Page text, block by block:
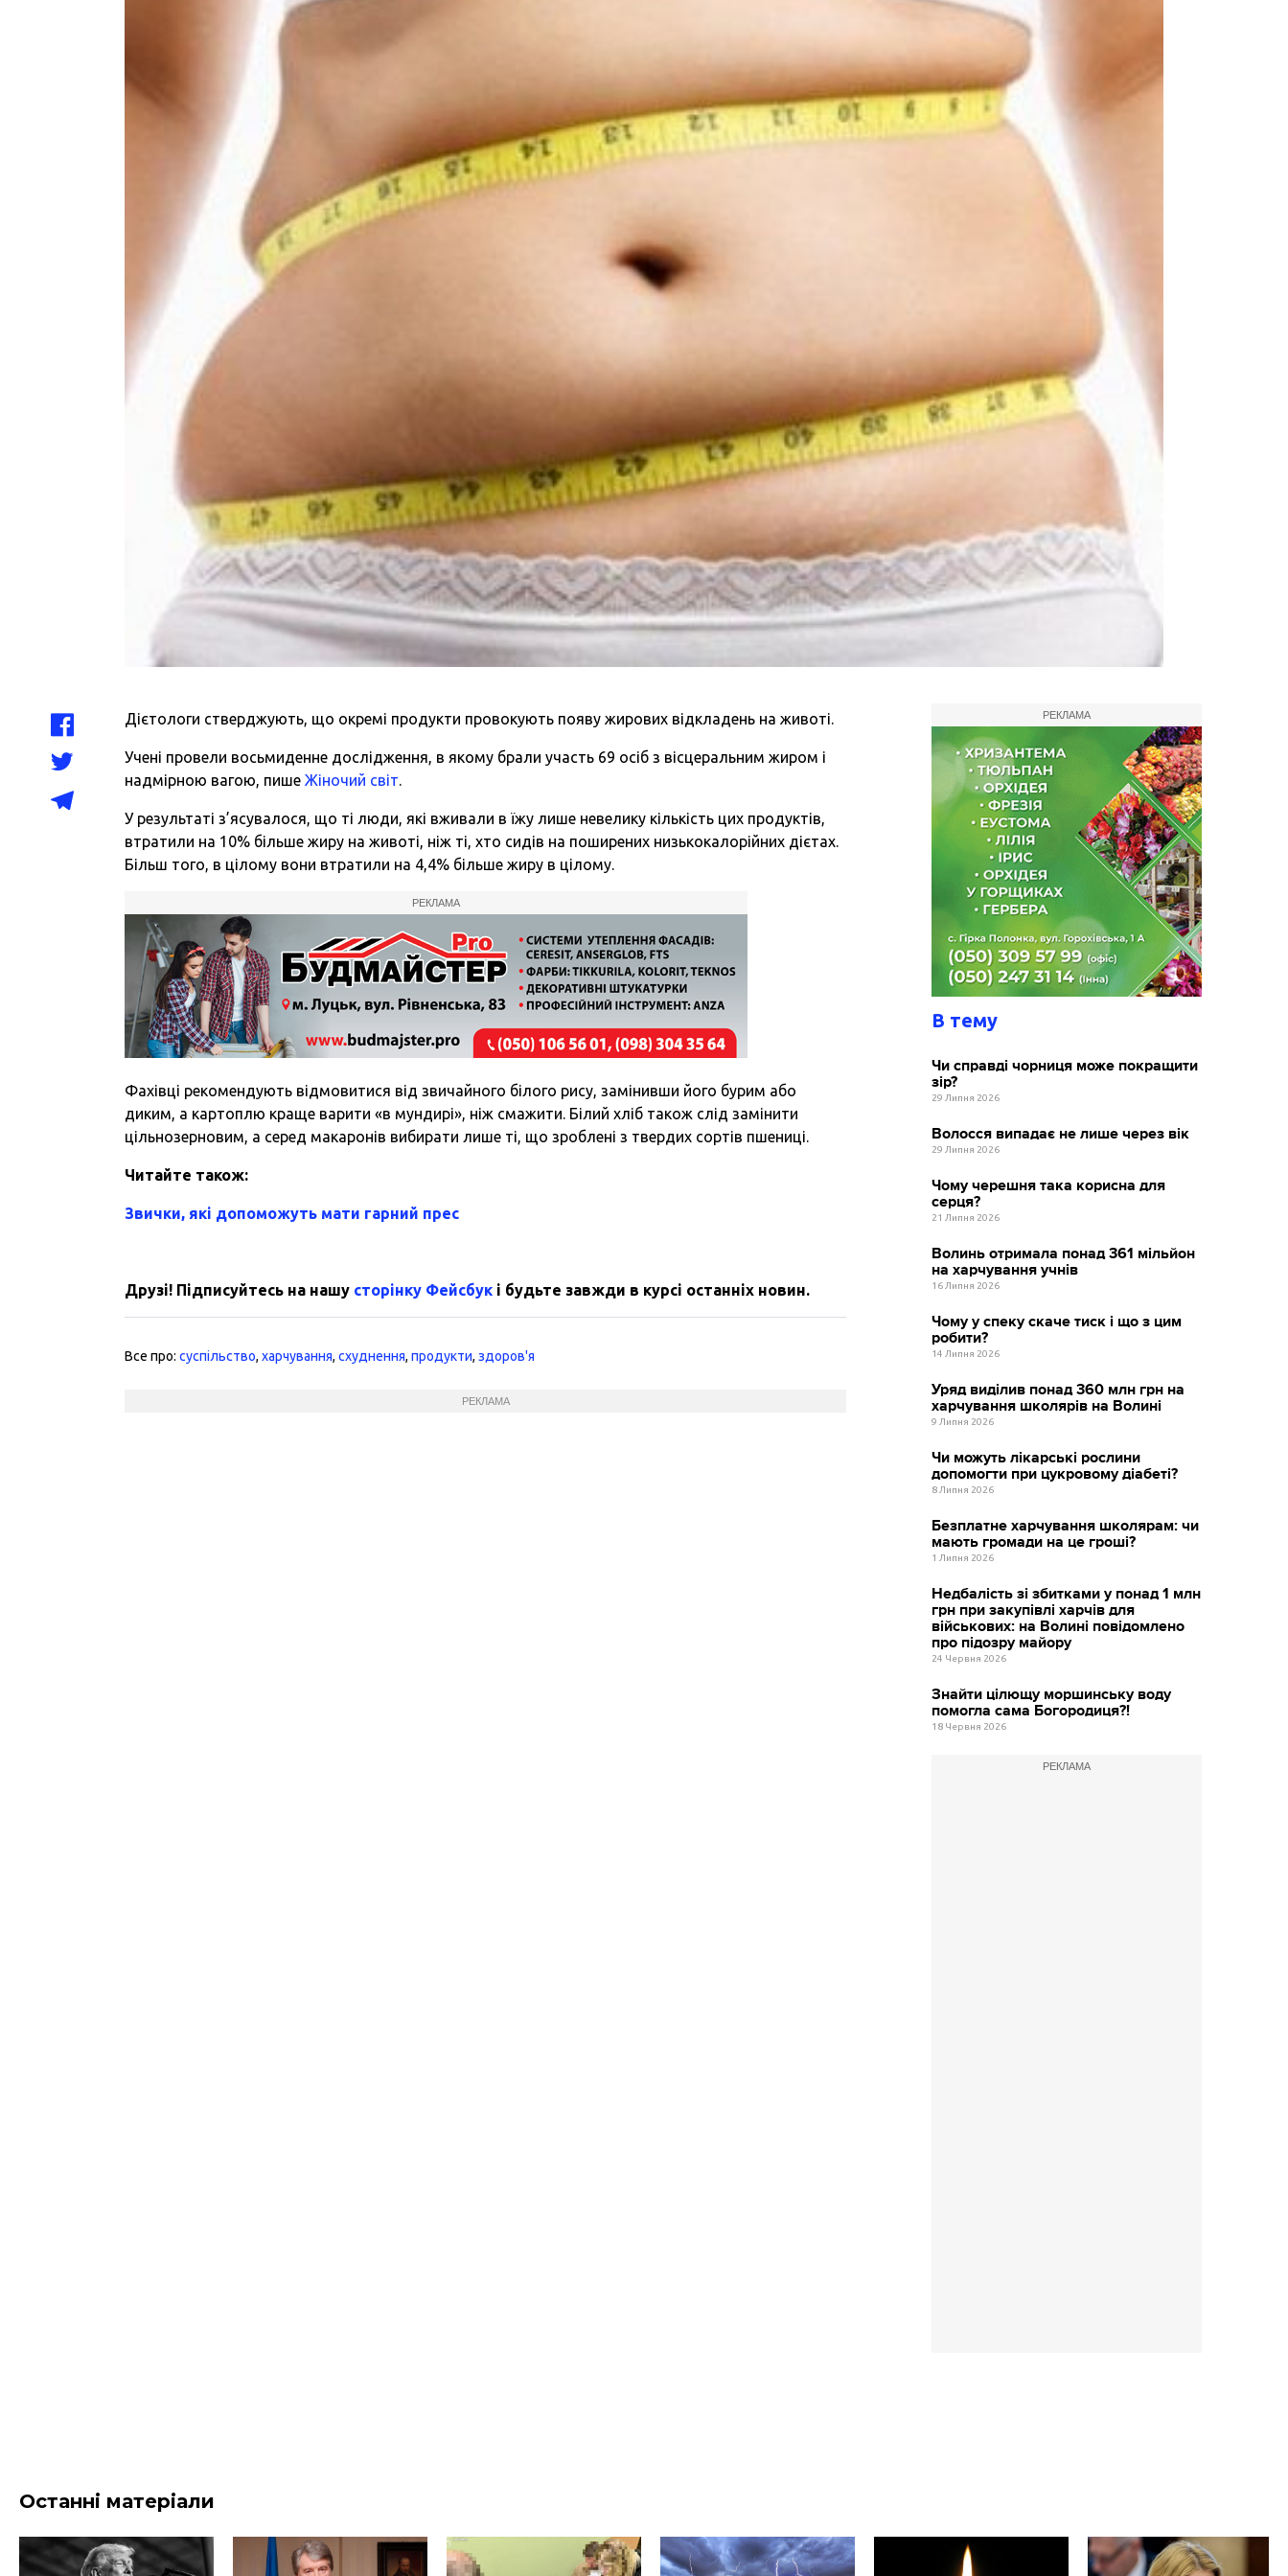
Дієтологи стверджують, що окремі продукти провокують появу жирових відкладень на животі.
Учені провели восьмиденне дослідження, в якому брали участь 69 осіб з вісцеральним жиром і
надмірною вагою, пишеЖіночий світ.
У результаті з’ясувалося, що ті люди, які вживали в їжу лише невелику кількість цих продуктів,
втратили на 10% більше жиру на животі, ніж ті, хто сидів на поширених низькокалорійних дієтах.
Більш того, в цілому вони втратили на 4,4% більше жиру в цілому.
РЕКЛАМА
Фахівці рекомендують відмовитися від звичайного білого рису, замінивши його бурим або
диким, а картоплю краще варити «в мундирі», ніж смажити. Білий хліб також слід замінити
цільнозерновим, а серед макаронів вибирати лише ті, що зроблені з твердих сортів пшениці.
Читайте також:
Звички, які допоможуть мати гарний прес
Друзі! Підписуйтесь на нашу сторінку Фейсбук і будьте завжди в курсі останніх новин.
Все про:суспільство,харчування,схуднення,продукти,здоров'я
РЕКЛАМА
РЕКЛАМА
В тему
Чи справді чорниця може покращити
зір?
29 Липня 2026
Волосся випадає не лише через вік
29 Липня 2026
Чому черешня така корисна для
серця?
21 Липня 2026
Волинь отримала понад 361 мільйон
на харчування учнів
16 Липня 2026
Чому у спеку скаче тиск і що з цим
робити?
14 Липня 2026
Уряд виділив понад 360 млн грн на
харчування школярів на Волині
9 Липня 2026
Чи можуть лікарські рослини
допомогти при цукровому діабеті?
8 Липня 2026
Безплатне харчування школярам: чи
мають громади на це гроші?
1 Липня 2026
Недбалість зі збитками у понад 1 млн
грн при закупівлі харчів для
військових: на Волині повідомлено
про підозру майору
24 Червня 2026
Знайти цілющу моршинську воду
помогла сама Богородиця?!
18 Червня 2026
РЕКЛАМА
Останні матеріали